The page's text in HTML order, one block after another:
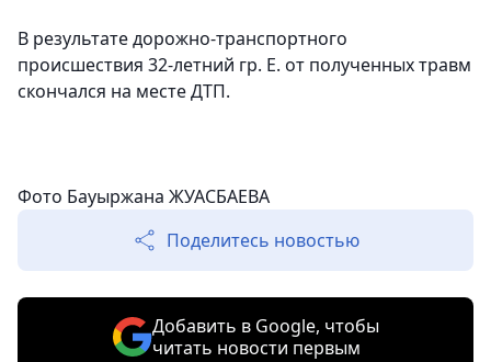
В результате дорожно-транспортного
происшествия 32-летний гр. Е. от полученных травм
скончался на месте ДТП.
Фото Бауыржана ЖУАСБАЕВА
Поделитесь новостью
Добавить в Google, чтобы
читать новости первым